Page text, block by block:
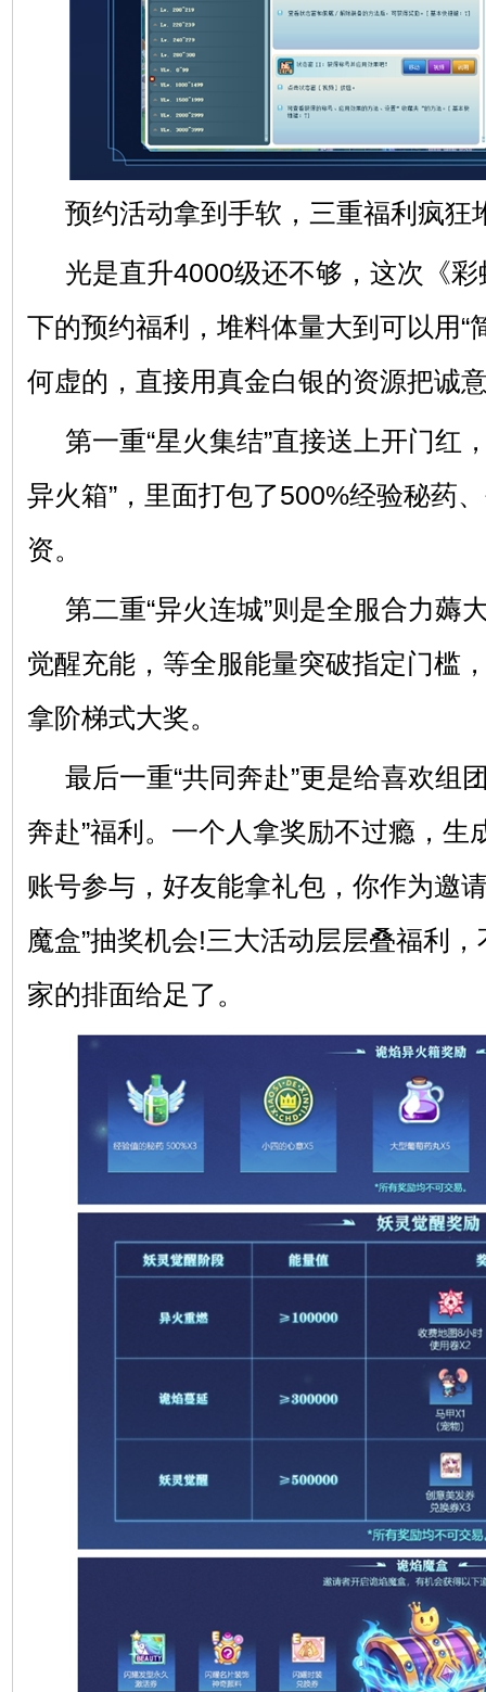
预约活动拿到手软，三重福利疯狂
光是直升4000级还不够，这次《
下的预约福利，堆料体量大到可以用“
何虚的，直接用真金白银的资源把诚
第一重“星火集结”直接送上开门红
异火箱”，里面打包了500%经验秘药
资。
第二重“异火连城”则是全服合力薅
觉醒充能，等全服能量突破指定门槛
拿阶梯式大奖。
最后一重“共同奔赴”更是给喜欢组
奔赴”福利。一个人拿奖励不过瘾，生
账号参与，好友能拿礼包，你作为邀
魔盒”抽奖机会!三大活动层层叠福利
家的排面给足了。